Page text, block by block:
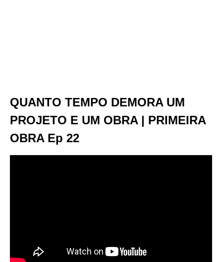
QUANTO TEMPO DEMORA UM
PROJETO E UM OBRA | PRIMEIRA
OBRA Ep 22